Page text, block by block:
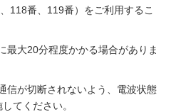
118番、119番）をご利用するこ
最大20分程度かかる場合がありま
信が切断されないよう、電波状態
てください。